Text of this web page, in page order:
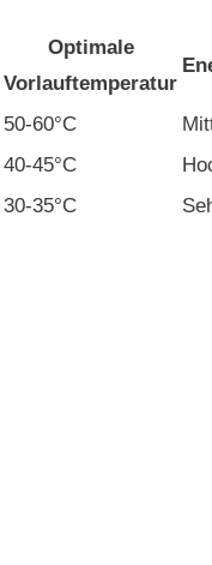
Optimale
Vorlauftemperatur
50-60°C
40-45°C
30-35°C